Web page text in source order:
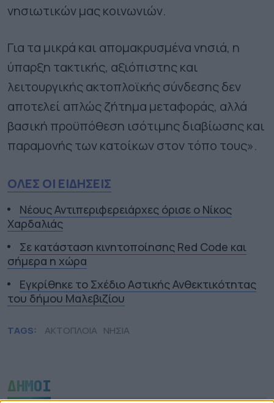
νησιωτικών μας κοινωνιών.
Για τα μικρά και απομακρυσμένα νησιά, η
ύπαρξη τακτικής, αξιόπιστης και
λειτουργικής ακτοπλοϊκής σύνδεσης δεν
αποτελεί απλώς ζήτημα μεταφοράς, αλλά
βασική προϋπόθεση ισότιμης διαβίωσης και
παραμονής των κατοίκων στον τόπο τους».
ΟΛΕΣ ΟΙ ΕΙΔΗΣΕΙΣ
Νέους Αντιπεριφερειάρχες όρισε ο Νίκος
Χαρδαλιάς
Σε κατάσταση κινητοποίησης Red Code και
σήμερα η χώρα
Εγκρίθηκε το Σχέδιο Αστικής Ανθεκτικότητας
του δήμου Μαλεβιζίου
TAGS: ΑΚΤΟΠΛΟΙΑ ΝΗΣΙΑ
ΔΗΜΟΙ